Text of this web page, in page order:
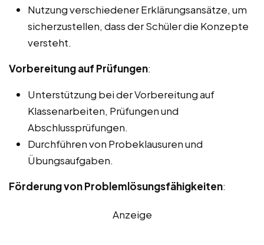
Nutzung verschiedener Erklärungsansätze, um
sicherzustellen, dass der Schüler die Konzepte
versteht.
Vorbereitung auf Prüfungen:
Unterstützung bei der Vorbereitung auf
Klassenarbeiten, Prüfungen und
Abschlussprüfungen.
Durchführen von Probeklausuren und
Übungsaufgaben.
Förderung von Problemlösungsfähigkeiten:
Anzeige